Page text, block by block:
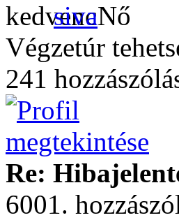
siva
Végzetúr
241
Re:
6001.